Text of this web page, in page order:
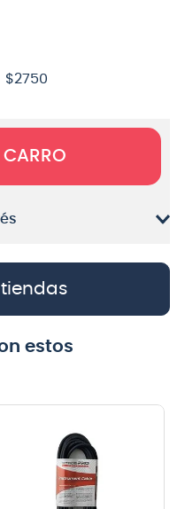
$2750
CARRO
tiendas
estos